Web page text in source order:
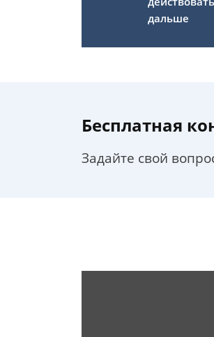
дальше
Бесплатная
Задайте свой